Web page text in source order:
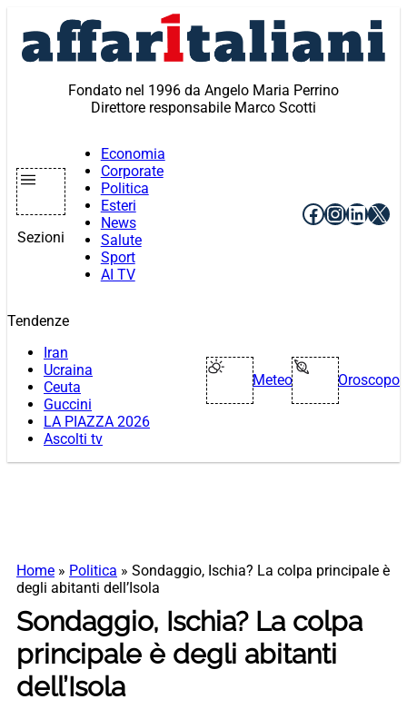
contenuto
Fondato nel 1996 da Angelo Maria Perrino
Direttore responsabile Marco Scotti
Sezioni
Economia
Corporate
Politica
Esteri
News
Salute
Sport
AI TV
Facebook
X
Tendenze
Iran
Ucraina
Ceuta
Guccini
LA PIAZZA 2026
Ascolti tv
Meteo Oroscopo
Home » Politica » Sondaggio, Ischia? La colpa principale è
degli abitanti dell’Isola
Sondaggio, Ischia? La colpa
principale è degli abitanti
dell’Isola